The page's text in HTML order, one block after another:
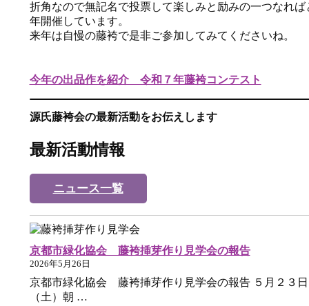
折角なので無記名で投票して楽しみと励みの一つなれば
年開催しています。
来年は自慢の藤袴で是非ご参加してみてくださいね。
今年の出品作を紹介 令和７年藤袴コンテスト
源氏藤袴会の最新活動をお伝えします
最新活動情報
ニュース一覧
京都市緑化協会 藤袴挿芽作り見学会の報告
2026年5月26日
京都市緑化協会 藤袴挿芽作り見学会の報告 ５月２３日
（土）朝 …